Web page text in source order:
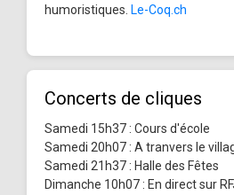
humoristiques. Le-Coq.ch
Concerts de cliques
Samedi 15h37 : Cours d'école
Samedi 20h07 : A tranvers le
Samedi 21h37 : Halle des Fêtes
Dimanche 10h07 : En direct sur